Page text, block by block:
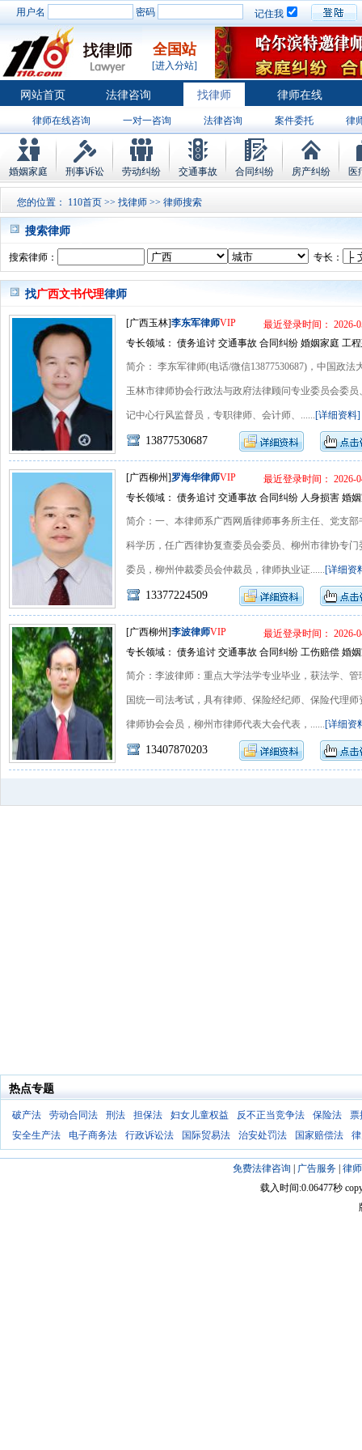
用户名 密码 记住我
全国站
[进入分站]
网站首页 法律咨询 找律师 律师在线
律师在线咨询 一对一咨询 法律咨询 案件委托 律
婚姻家庭 刑事诉讼 劳动纠纷 交通事故 合同纠纷 房产纠纷 医
您的位置： 110首页 >> 找律师 >> 律师搜索
搜索律师
搜索律师： 专长：
找广西文书代理律师
[广西玉林]李东军律师VIP
最近登录时间： 2026-
专长领域： 债务追讨 交通事故 合同纠纷 婚姻家庭 工
简介： 李东军律师(电话/微信13877530687)，中国政
玉林市律师协会行政法与政府法律顾问专业委员会委
记中心行风监督员，专职律师、会计师、......[详细资料]
13877530687
[广西柳州]罗海华律师VIP
最近登录时间： 2026-
专长领域： 债务追讨 交通事故 合同纠纷 人身损害 婚
简介：一、本律师系广西网盾律师事务所主任、党支
科学历，任广西律协复查委员会委员、柳州市律协专
委员，柳州仲裁委员会仲裁员，律师执业证......[详细资
13377224509
[广西柳州]李波律师VIP
最近登录时间： 2026-
专长领域： 债务追讨 交通事故 合同纠纷 工伤赔偿 婚
简介：李波律师：重点大学法学专业毕业，获法学、
国统一司法考试，具有律师、保险经纪师、保险代理
律师协会会员，柳州市律师代表大会代表，......[详细资
13407870203
热点专题
破产法 劳动合同法 刑法 担保法 妇女儿童权益 反不正当竞争法 保险法
票
安全生产法
电子商务法 行政诉讼法 国际贸易法 治安处罚法 国家赔偿法
免费法律咨询 广告服务| 律
载入时间:0.06477秒